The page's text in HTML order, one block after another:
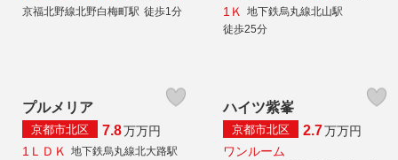
京福北野線北野白梅町駅 徒歩1分
1Ｋ
地下鉄烏丸線北山駅
徒歩25分
プルメリア
京都市北区 7.8万万円
1ＬＤＫ
地下鉄烏丸線北大路駅
ハイツ紫峯
京都市北区 2.7万万円
ワンルーム